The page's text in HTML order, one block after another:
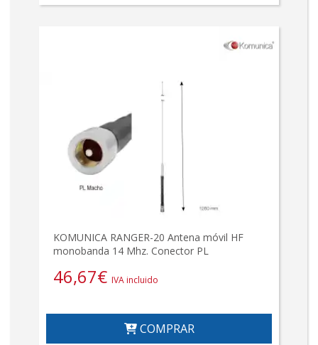
KOMUNICA RANGER-20 Antena móvil HF
monobanda 14 Mhz. Conector PL
46,67€ IVA incluido
COMPRAR